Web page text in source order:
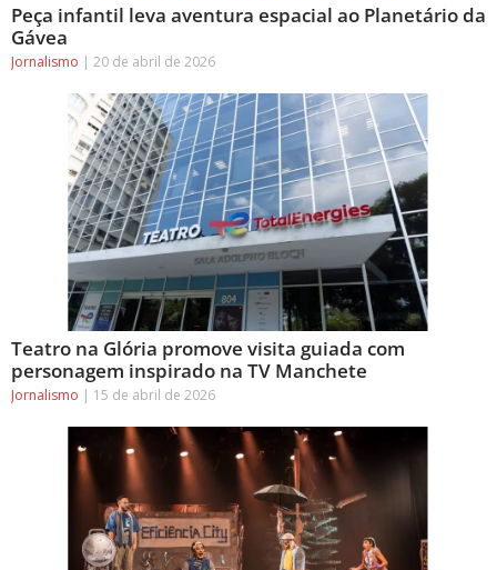
Peça infantil leva aventura espacial ao Planetário da
Gávea
Jornalismo 20 de abril de 2026
Teatro na Glória promove visita guiada com
personagem inspirado na TV Manchete
Jornalismo 15 de abril de 2026